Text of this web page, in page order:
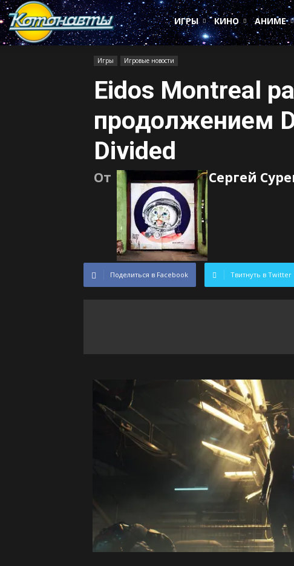
Котонавты
ИГРЫ
КИНО АНИМЕ
Игры Игровые новости
Eidos Montreal
продолжением
Divided
От Сергей
Поделиться в Facebook Твитнуть в Twitter